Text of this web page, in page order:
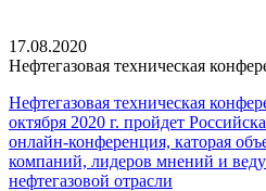
17.08.2020
Нефтегазовая техническая
Нефтегазовая техническая
октября 2020 г. пройдет
онлайн-конференция, каторая
компаний, лидеров мнений и
нефтегазовой отрасли